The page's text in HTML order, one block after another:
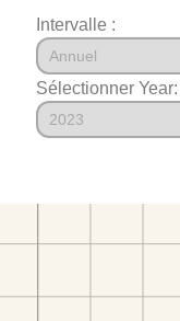
Intervalle :
Sélectionner Year: